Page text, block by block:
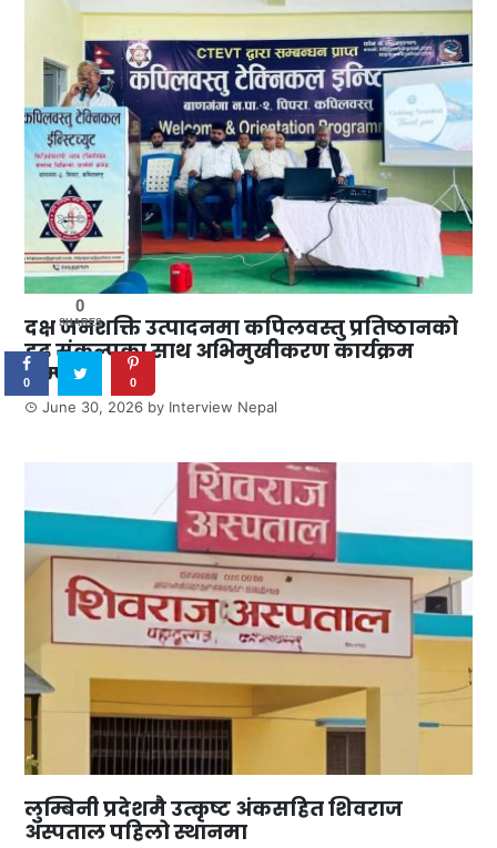
दक्ष जनशक्ति उत्पादनमा कपिलवस्तु प्रतिष्ठानको
दृढ संकल्पका साथ अभिमुखीकरण कार्यक्रम
सम्पन्न
June 30, 2026 by Interview Nepal
लुम्बिनी प्रदेशमै उत्कृष्ट अंकसहित शिवराज
अस्पताल पहिलो स्थानमा
0
SHARES
0 0